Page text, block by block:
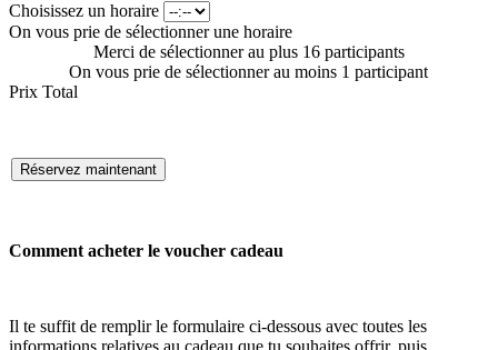
Choisissez un horaire
On vous prie de sélectionner une horaire
Merci de sélectionner au plus 16 participants
On vous prie de sélectionner au moins 1 participant
Prix Total
Réservez maintenant
Comment acheter le voucher cadeau
Il te suffit de remplir le formulaire ci-dessous avec toutes les